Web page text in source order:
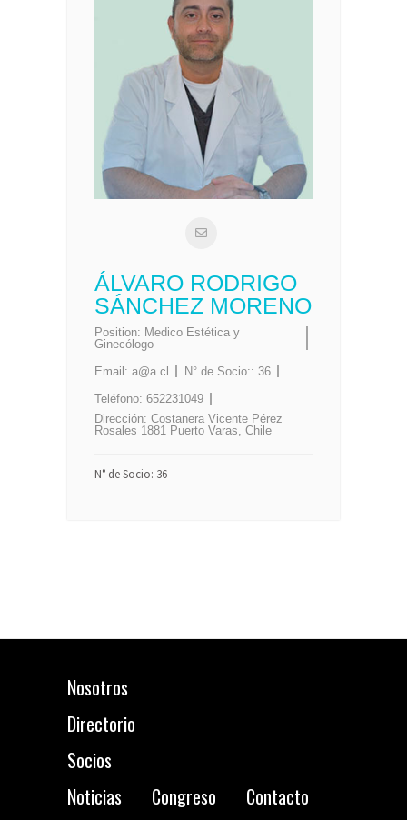
ÁLVARO RODRIGO
SÁNCHEZ MORENO
Position: Medico Estética y
Ginecólogo
Email: a@a.cl N° de Socio:: 36
Teléfono: 652231049
Dirección: Costanera Vicente Pérez
Rosales 1881 Puerto Varas, Chile
N° de Socio: 36
Nosotros
Directorio
Socios
Noticias
Congreso Contacto